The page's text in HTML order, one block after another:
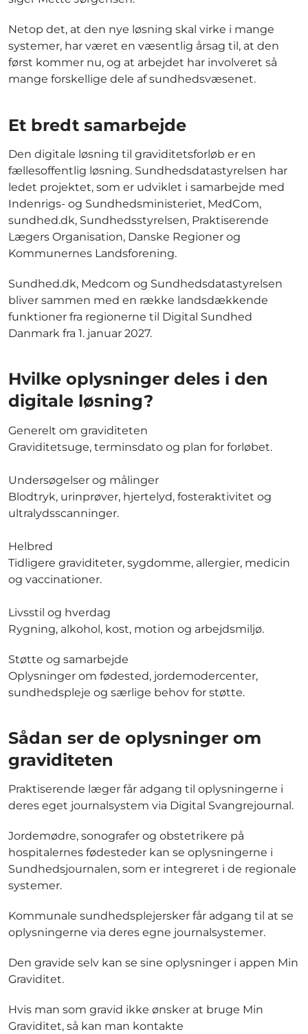
Netop det, at den nye løsning skal virke i mange
systemer, har været en væsentlig årsag til, at den
først kommer nu, og at arbejdet har involveret så
mange forskellige dele af sundhedsvæsenet.
Et bredt samarbejde
Den digitale løsning til graviditetsforløb er en
fællesoffentlig løsning. Sundhedsdatastyrelsen har
ledet projektet, som er udviklet i samarbejde med
Indenrigs- og Sundhedsministeriet, MedCom,
sundhed.dk, Sundhedsstyrelsen, Praktiserende
Lægers Organisation, Danske Regioner og
Kommunernes Landsforening.
Sundhed.dk, Medcom og Sundhedsdatastyrelsen
bliver sammen med en række landsdækkende
funktioner fra regionerne til Digital Sundhed
Danmark fra 1. januar 2027.
Hvilke oplysninger deles i den
digitale løsning?
Generelt om graviditeten
Graviditetsuge, terminsdato og plan for forløbet.
Undersøgelser og målinger
Blodtryk, urinprøver, hjertelyd, fosteraktivitet og
ultralydsscanninger.
Helbred
Tidligere graviditeter, sygdomme, allergier, medicin
og vaccinationer.
Livsstil og hverdag
Rygning, alkohol, kost, motion og arbejdsmiljø.
Støtte og samarbejde
Oplysninger om fødested, jordemodercenter,
sundhedspleje og særlige behov for støtte.
Sådan ser de oplysninger om
graviditeten
Praktiserende læger får adgang til oplysningerne i
deres eget journalsystem via Digital Svangrejournal.
Jordemødre, sonografer og obstetrikere på
hospitalernes fødesteder kan se oplysningerne i
Sundhedsjournalen, som er integreret i de regionale
systemer.
Kommunale sundhedsplejersker får adgang til at se
oplysningerne via deres egne journalsystemer.
Den gravide selv kan se sine oplysninger i appen Min
Graviditet.
Hvis man som gravid ikke ønsker at bruge Min
Graviditet, så kan man kontakte